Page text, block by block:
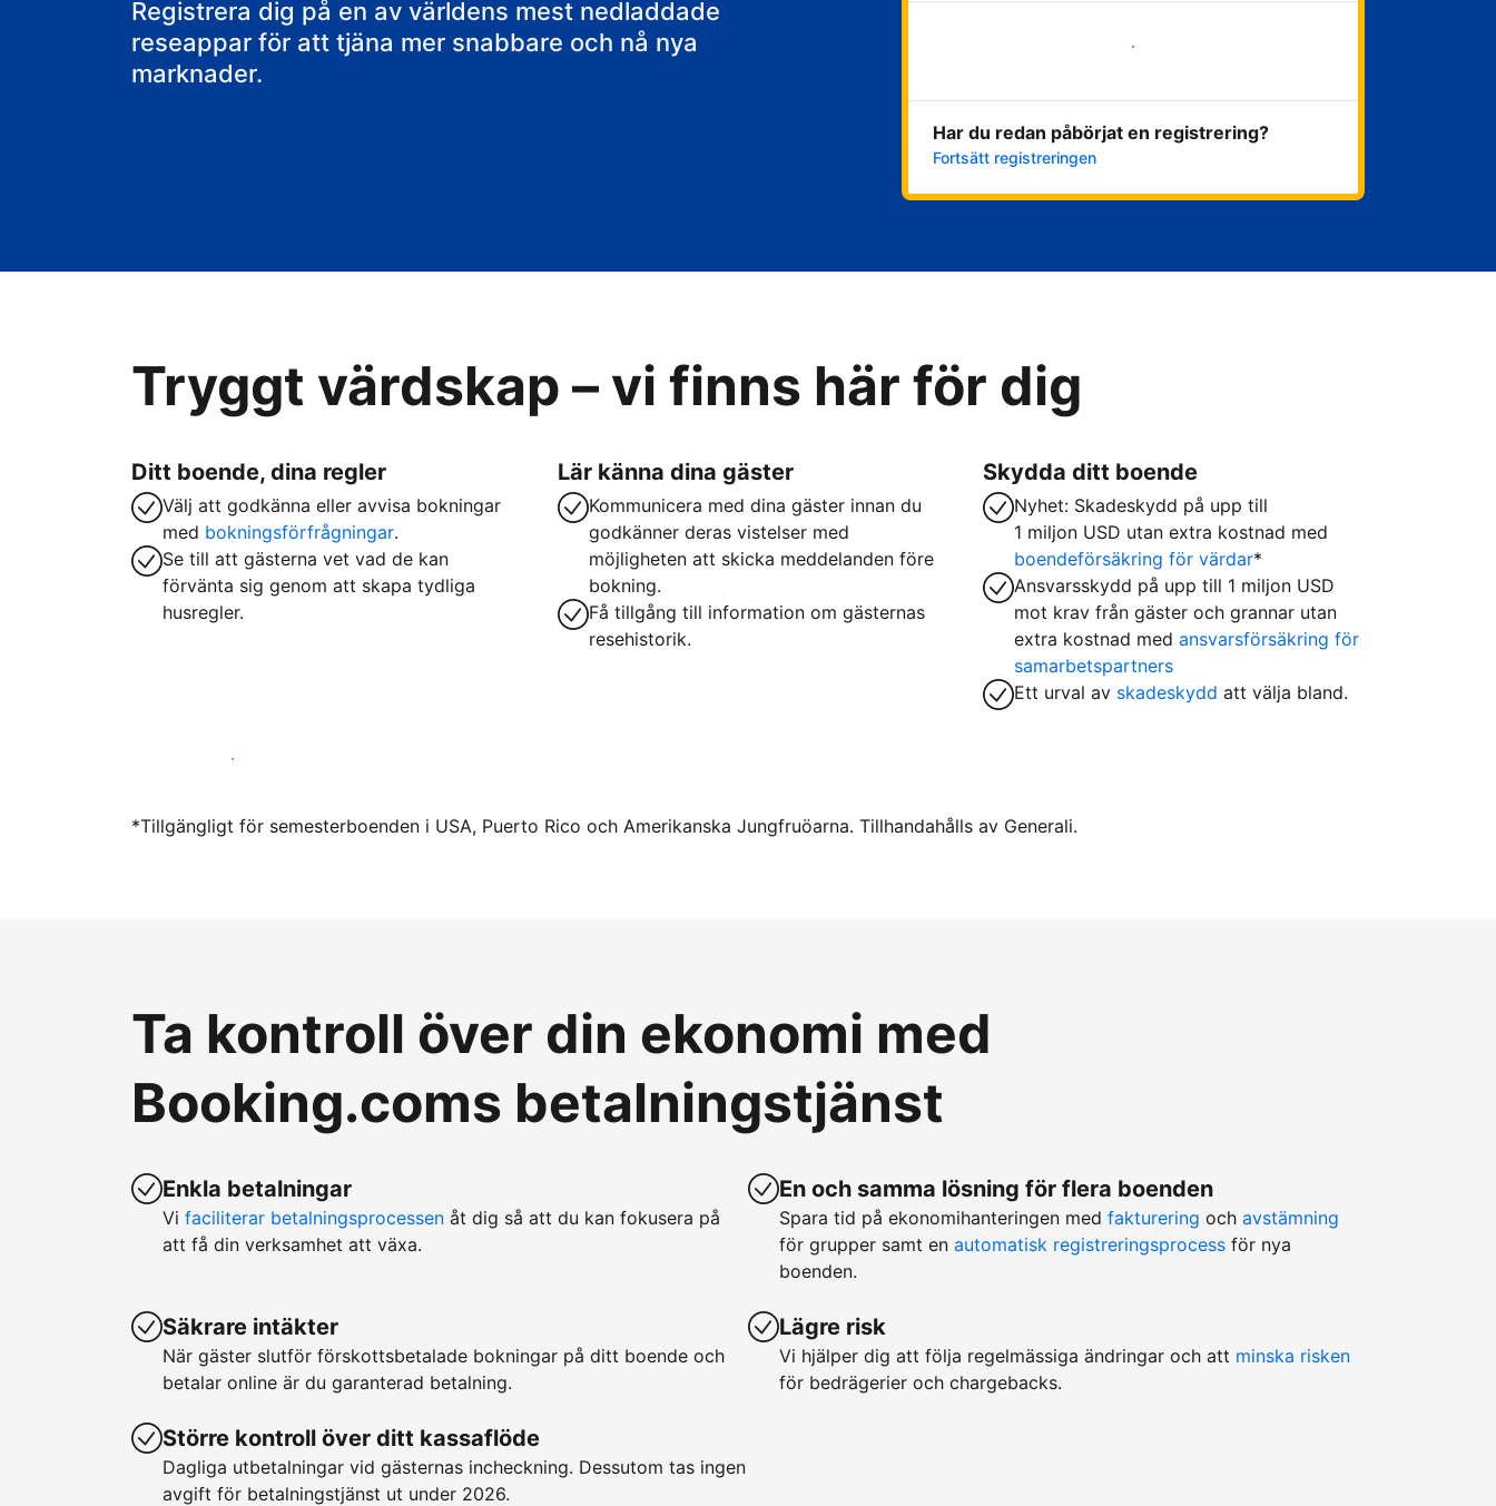
Registrera dig på en av världens mest nedladdade
reseappar för att tjäna mer snabbare och nå nya
marknader.
Kom igång nu
Har du redan påbörjat en registrering?
Fortsätt registreringen
Tryggt värdskap – vi finns här för dig
Ditt boende, dina regler
Välj att godkänna eller avvisa bokningar
med bokningsförfrågningar.
Se till att gästerna vet vad de kan
förvänta sig genom att skapa tydliga
husregler.
Lär känna dina gäster
Kommunicera med dina gäster innan du
godkänner deras vistelser med
möjligheten att skicka meddelanden före
bokning.
Få tillgång till information om gästernas
resehistorik.
Skydda ditt boende
Nyhet: Skadeskydd på upp till
1 miljon USD utan extra kostnad med
boendeförsäkring för värdar*
Ansvarsskydd på upp till 1 miljon USD
mot krav från gäster och grannar utan
extra kostnad medansvarsförsäkring för
samarbetspartners
Ett urval av skadeskydd att välja bland.
Hyr ut hos oss idag
*Tillgängligt för semesterboenden i USA, Puerto Rico och Amerikanska Jungfruöarna. Tillhandahålls av Generali.
Ta kontroll över din ekonomi med
Booking.coms betalningstjänst
Enkla betalningar
Vi faciliterar betalningsprocessen åt dig så att du kan fokusera på
att få din verksamhet att växa.
Säkrare intäkter
När gäster slutför förskottsbetalade bokningar på ditt boende och
betalar online är du garanterad betalning.
Större kontroll över ditt kassaflöde
Dagliga utbetalningar vid gästernas incheckning. Dessutom tas ingen
avgift för betalningstjänst ut under 2026.
En och samma lösning för flera boenden
Spara tid på ekonomihanteringen med fakturering och avstämning
för grupper samt en automatisk registreringsprocess för nya
boenden.
Lägre risk
Vi hjälper dig att följa regelmässiga ändringar och att minska risken
för bedrägerier och chargebacks.